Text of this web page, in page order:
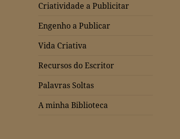
Criatividade a Publicitar
Engenho a Publicar
Vida Criativa
Recursos do Escritor
Palavras Soltas
A minha Biblioteca